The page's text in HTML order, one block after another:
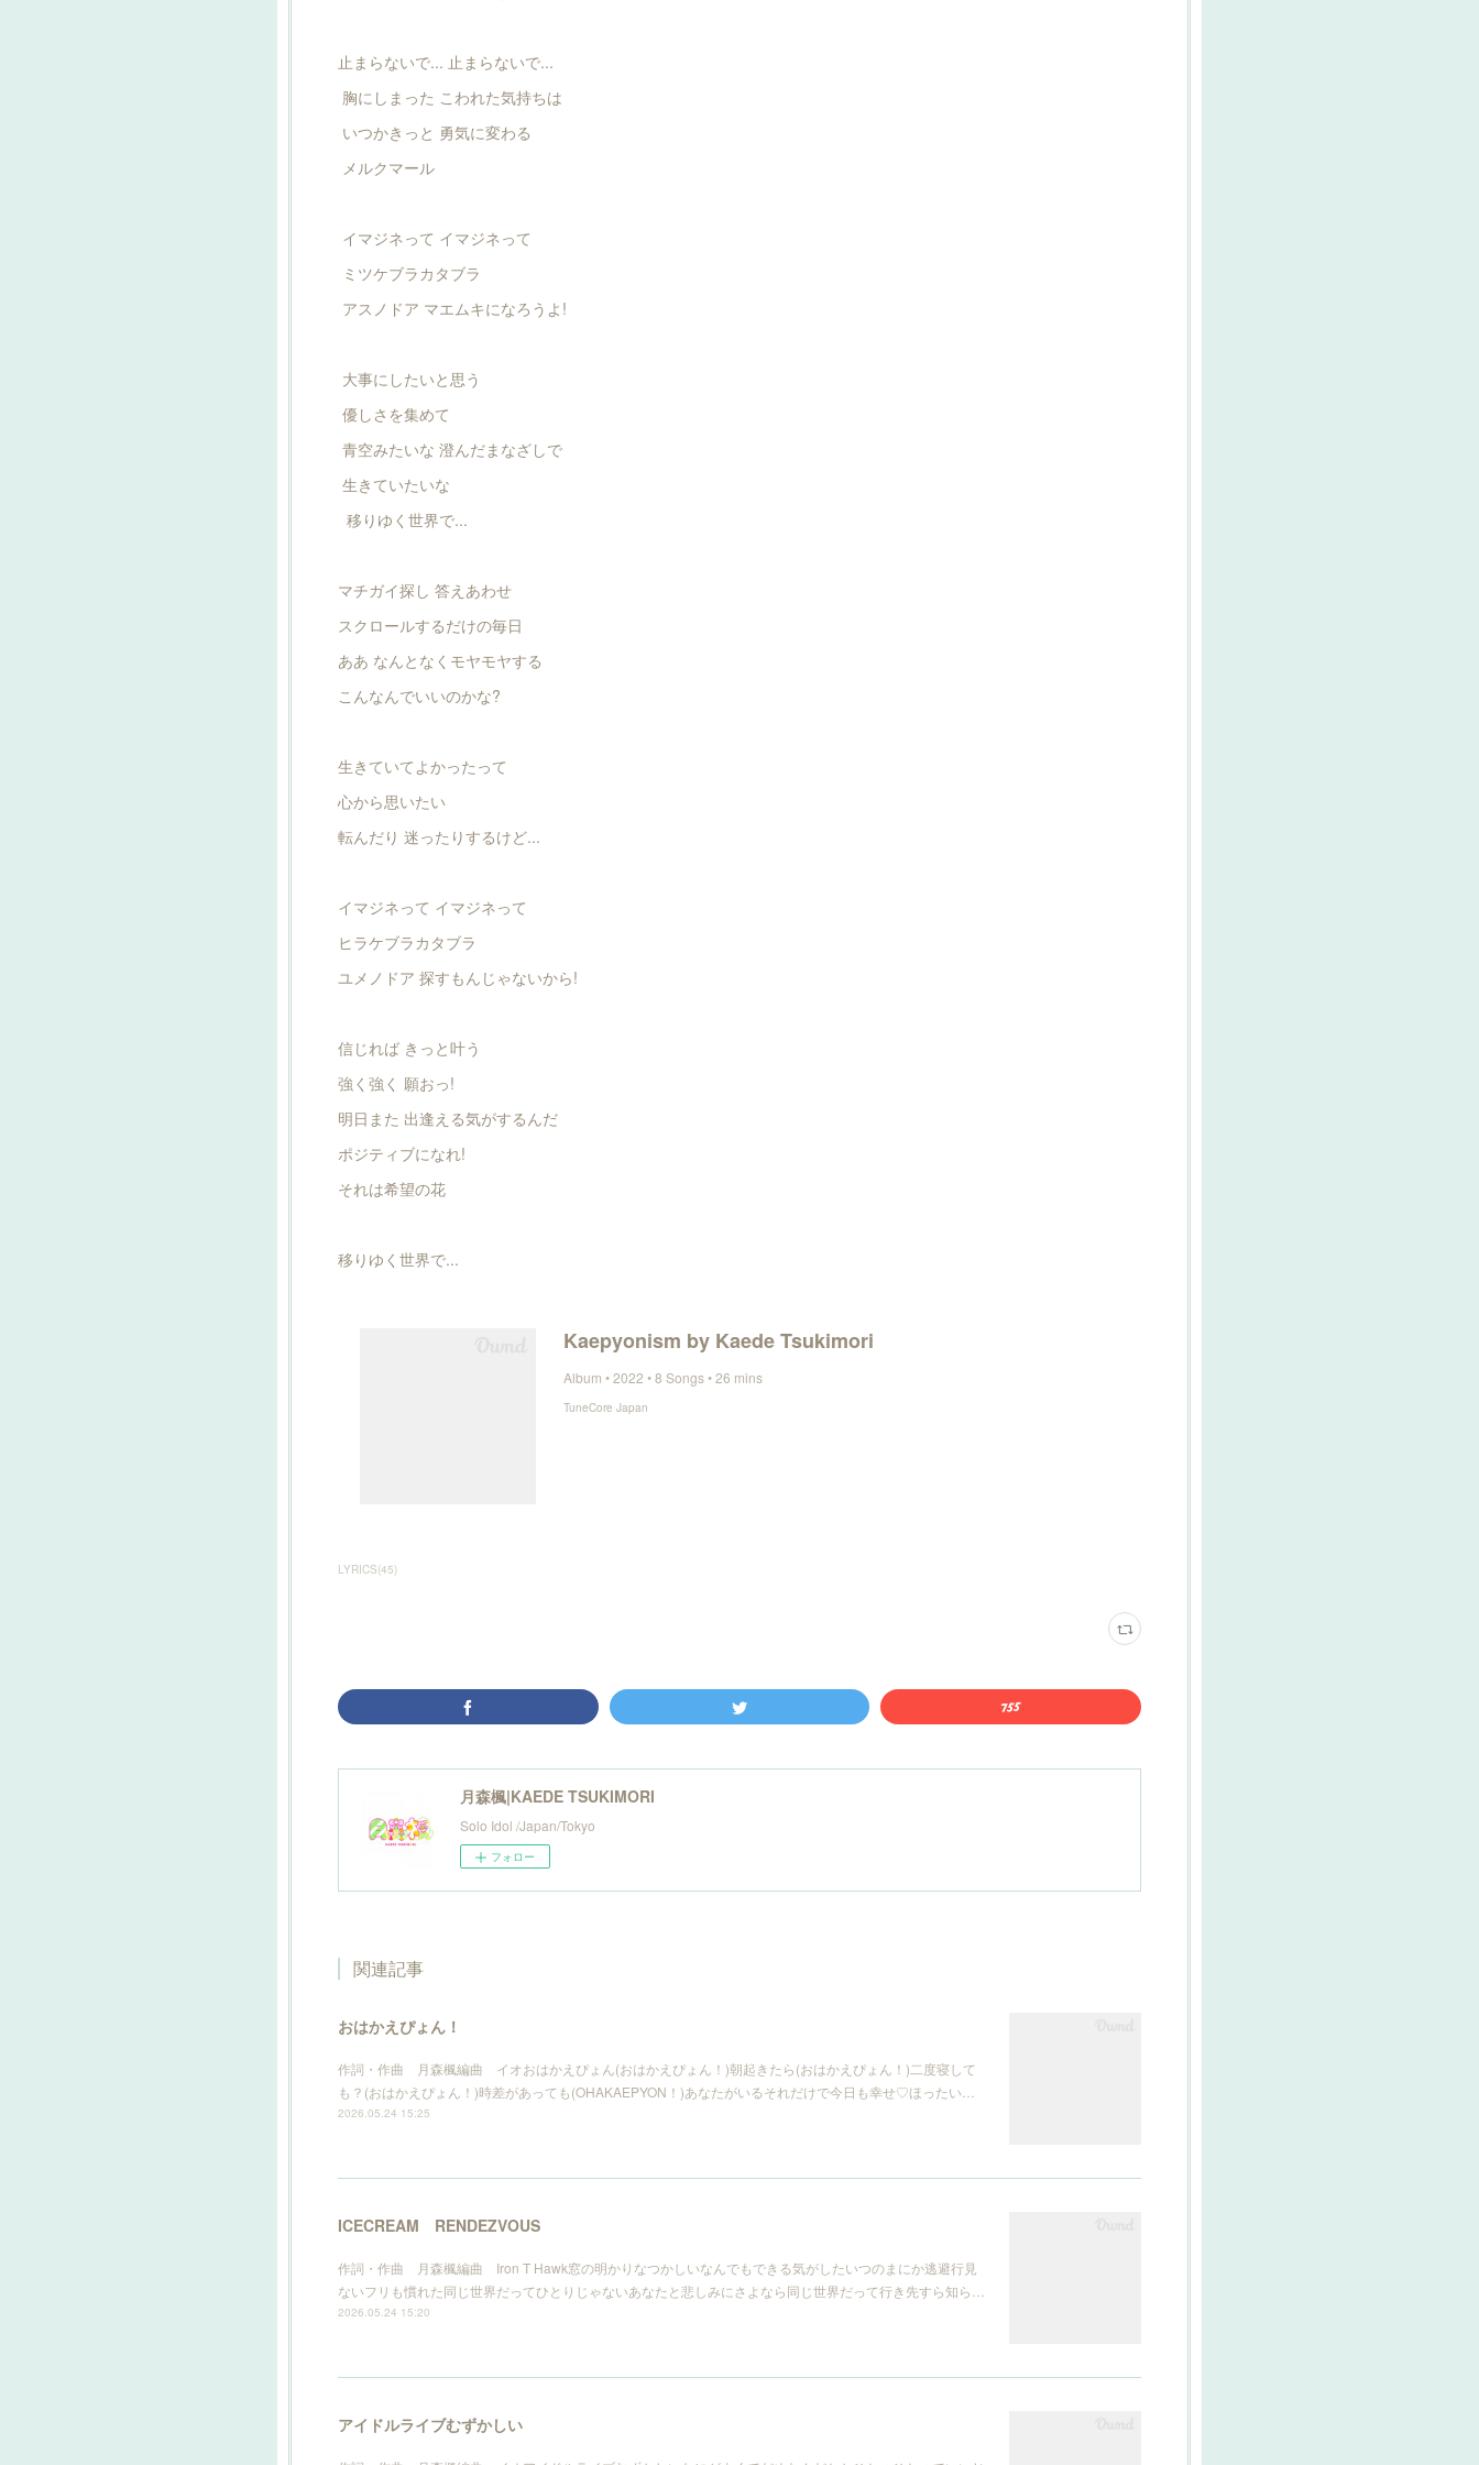
止まらないで... 止まらないで...
胸にしまった こわれた気持ちは
いつかきっと 勇気に変わる
メルクマール
イマジネって イマジネって
ミツケブラカタブラ
アスノドア マエムキになろうよ!
大事にしたいと思う
優しさを集めて
青空みたいな 澄んだまなざしで
生きていたいな
移りゆく世界で...
マチガイ探し 答えあわせ
スクロールするだけの毎日
ああ なんとなくモヤモヤする
こんなんでいいのかな?
生きていてよかったって
心から思いたい
転んだり 迷ったりするけど...
イマジネって イマジネって
ヒラケブラカタブラ
ユメノドア 探すもんじゃないから!
信じれば きっと叶う
強く強く 願おっ!
明日また 出逢える気がするんだ
ポジティブになれ!
それは希望の花
移りゆく世界で...
Kaepyonism by Kaede Tsukimori
Album • 2022 • 8 Songs • 26 mins
TuneCore Japan
LYRICS(45)
月森楓|KAEDE TSUKIMORI
Solo Idol /Japan/Tokyo
フォロー
関連記事
おはかえぴょん！
作詞・作曲 月森楓編曲 イオおはかえぴょん(おはかえぴょん！)朝起きたら(おはかえぴょん！)二度寝して
も？(おはかえぴょん！)時差があっても(OHAKAEPYON！)あなたがいるそれだけで今日も幸せ♡ほったい…
2026.05.24 15:25
ICECREAM RENDEZVOUS
作詞・作曲 月森楓編曲 Iron T Hawk窓の明かりなつかしいなんでもできる気がしたいつのまにか逃避行見
ないフリも慣れた同じ世界だってひとりじゃないあなたと悲しみにさよなら同じ世界だって行き先すら知ら…
2026.05.24 15:20
アイドルライブむずかしい